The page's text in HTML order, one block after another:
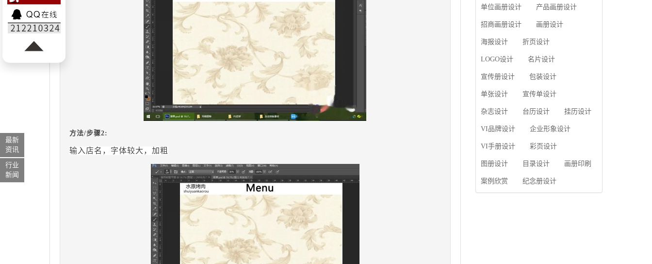
方法/步骤2:
输入店名，字体较大，加粗
站建设与推广的专业...
捉信息、与企业顺利沟
能力;摄影人员拍摄出真
片的能力;设计人员高水
作软件，深谙画册设...
高档产品画册设计要注
关注 现在企业都在
使用产品画册来进行市
设计就应该更多的重视
一个成功的高档产品画
司的企业精神、核心理
单位画册设计 产品画册设计
招商画册设计 画册设计
海报设计 折页设计
LOGO设计 名片设计
宣传册设计 包装设计
单张设计 宣传单设计
杂志设计 台历设计 挂历设计
VI品牌设计 企业形象设计
VI手册设计 彩页设计
图册设计 目录设计 画册印刷
案例欣赏 纪念册设计
最新
资讯
行业
新闻